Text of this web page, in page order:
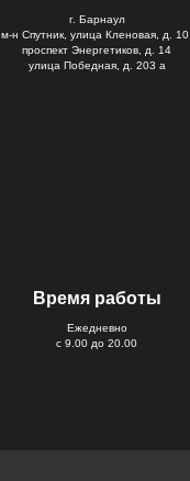
г. Барнаул
м-н Спутник, улица Кленовая, д. 10,
проспект Энергетиков, д. 14
улица Победная, д. 203 а
Время работы
Ежедневно
с 9.00 до 20.00